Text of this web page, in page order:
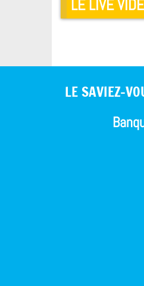
LE LIVE
LE SAVIEZ-